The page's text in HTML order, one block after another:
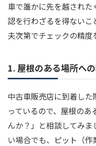
車で誰かに先を越され
認を行わざるを得ないこ
夫次第でチェックの精度
1. 屋根のある場所へ
中古車販売店に到着し
っているので、屋根の
んか？」と相談してみ
い場合でも、ピット（